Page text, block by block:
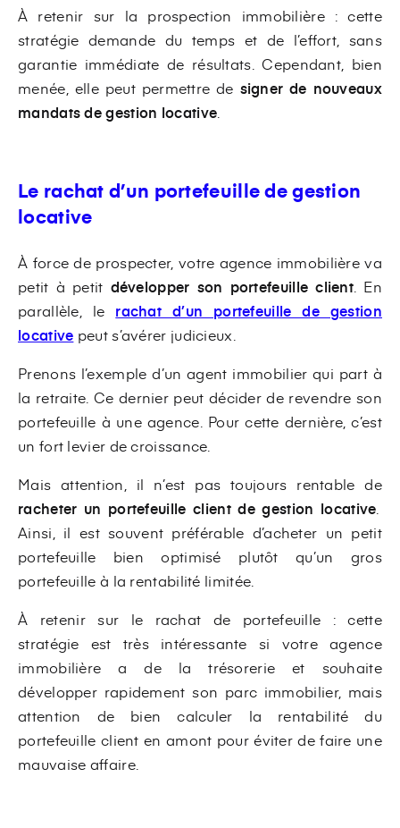
À retenir sur la prospection immobilière : cette
stratégie demande du temps et de l’effort, sans
garantie immédiate de résultats. Cependant, bien
menée, elle peut permettre de signer de nouveaux
mandats de gestion locative
Le rachat d’un portefeuille de gestion
locative
À force de prospecter, votre agence immobilière va
petit à petit développer son portefeuille client . En
parallèle, le rachat d’un portefeuille de gestion
locative peut s’avérer judicieux.
Prenons l’exemple d’un agent immobilier qui part à
la retraite. Ce dernier peut décider de revendre son
portefeuille à une agence. Pour cette dernière, c’est
un fort levier de croissance.
Mais attention, il n’est pas toujours rentable de
racheter un portefeuille client de gestion locative
Ainsi, il est souvent préférable d’acheter un petit
portefeuille bien optimisé plutôt qu’un gros
portefeuille à la rentabilité limitée.
À retenir sur le rachat de portefeuille : cette
stratégie est très intéressante si votre agence
immobilière a de la trésorerie et souhaite
développer rapidement son parc immobilier, mais
attention de bien calculer la rentabilité du
portefeuille client en amont pour éviter de faire une
mauvaise affaire.